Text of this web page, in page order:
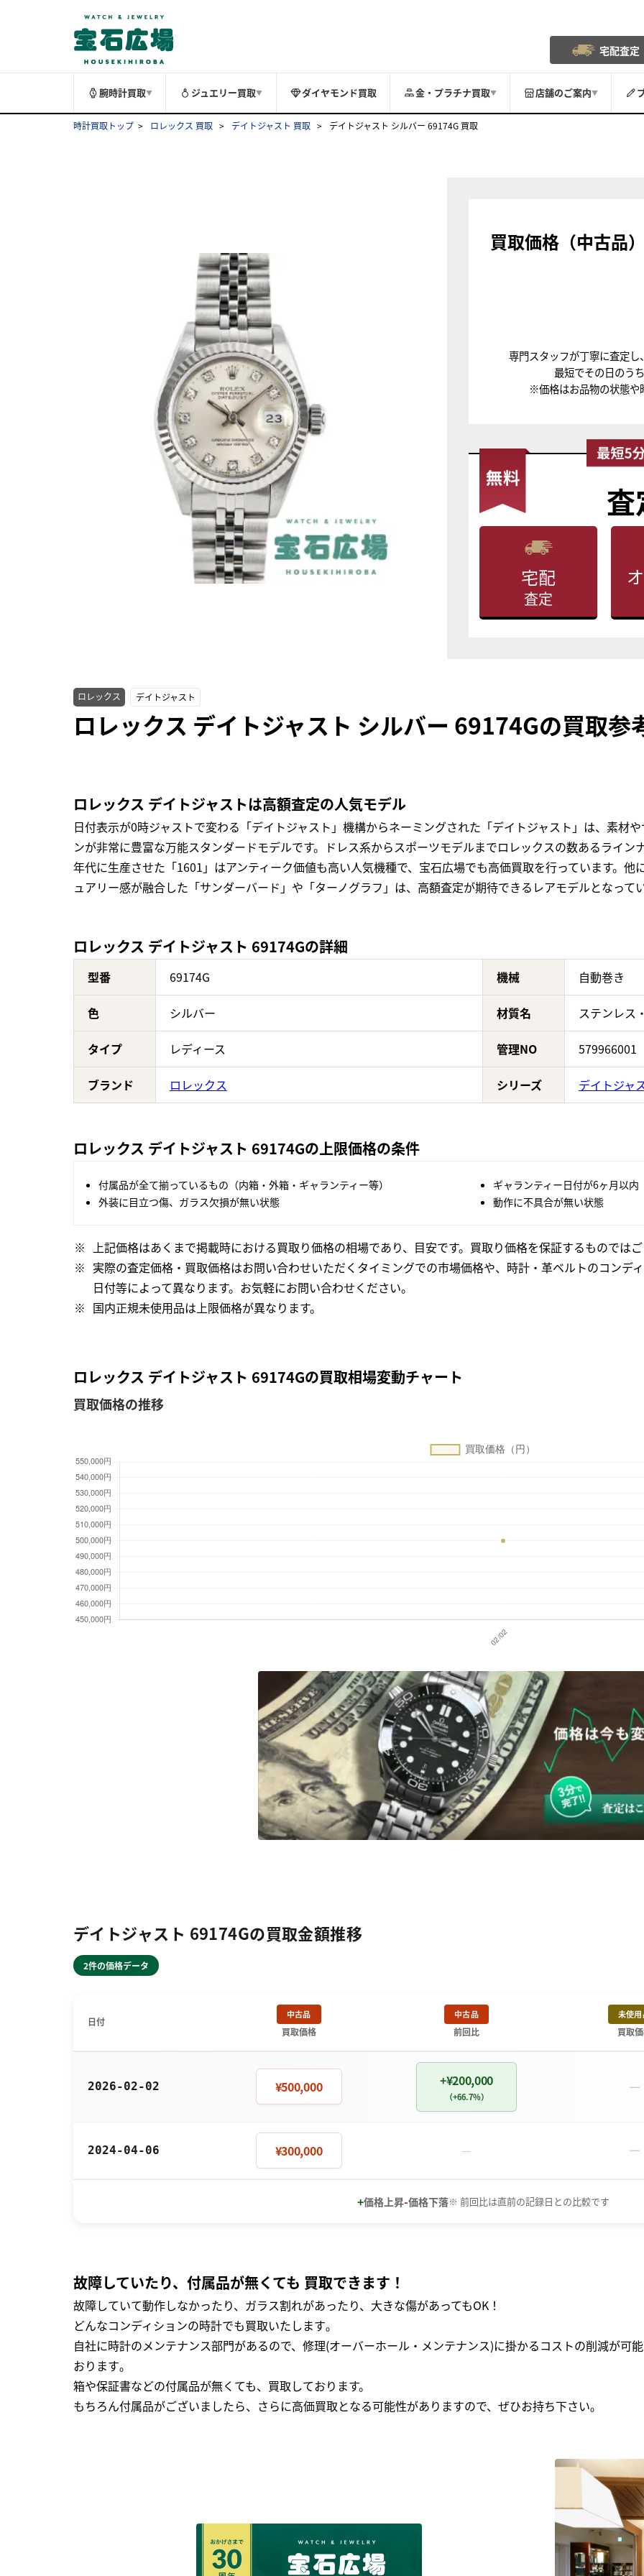
宅配査定
腕時計買取▼ ジュエリー買取▼ ダイヤモンド買取 金・プラチナ買取▼ 店舗のご案内▼
時計買取トップ ロレックス 買取 デイトジャスト 買取 デイトジャスト シルバー 69174G 買取
買取価格（中古品
専門スタッフが丁寧に査定し
最短でその日のう
※価格はお品物の状態や
査
宅配
査定
ロレックス デイトジャスト
ロレックス デイトジャスト シルバー 69174Gの買取参
ロレックス デイトジャストは高額査定の人気モデル
日付表示が0時ジャストで変わる「デイトジャスト」機構からネーミングされた「デイトジャスト」は、素材
ンが非常に豊富な万能スタンダードモデルです。ドレス系からスポーツモデルまでロレックスの数あるライ
年代に生産させた「1601」はアンティーク価値も高い人気機種で、宝石広場でも高価買取を行っています。
ュアリー感が融合した「サンダーバード」や「ターノグラフ」は、高額査定が期待できるレアモデルとなってい
ロレックス デイトジャスト 69174Gの詳細
型番 69174G 機械 自動巻き
色 シルバー 材質名 ステンレス
タイプ レディース 管理NO 579966001
ブランド ロレックス シリーズ デイトジャ
ロレックス デイトジャスト 69174Gの上限価格の条件
付属品が全て揃っているもの（内箱・外箱・ギャランティー等）
ギャランティー日付が6ヶ月以内
外装に目立つ傷、ガラス欠損が無い状態
動作に不具合が無い状態
上記価格はあくまで掲載時における買取り価格の相場であり、目安です。買取り価格を保証するものではご
実際の査定価格・買取価格はお問い合わせいただくタイミングでの市場価格や、時計・革ベルトのコンデ
日付等によって異なります。お気軽にお問い合わせください。
国内正規未使用品は上限価格が異なります。
ロレックス デイトジャスト 69174Gの買取相場変動チャート
買取価格の推移
デイトジャスト 69174Gの買取金額推移
2件の価格データ
日付
中古品
買取価格
中古品
前回比
未使
買取
2026-02-02 ¥500,000 +¥200,000
（+66.7%） －
2024-04-06 ¥300,000 － －
+価格上昇-価格下落※ 前回比は直前の記録日との比較です
故障していたり、付属品が無くても 買取できます！
故障していて動作しなかったり、ガラス割れがあったり、大きな傷があってもOK！
どんなコンディションの時計でも買取いたします｡
自社に時計のメンテナンス部門があるので、修理(オーバーホール・メンテナンス)に掛かるコストの削減が可
おります｡
箱や保証書などの付属品が無くても、買取しております。
もちろん付属品がございましたら、さらに高価買取となる可能性がありますので、ぜひお持ち下さい｡